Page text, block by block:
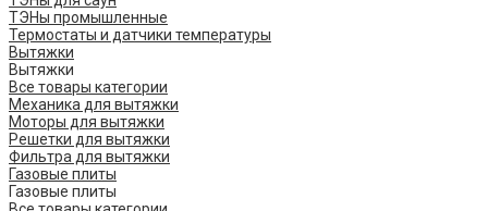
ТЭНы промышленные
Термостаты и датчики температуры
Вытяжки
Вытяжки
Все товары категории
Механика для вытяжки
Моторы для вытяжки
Решетки для вытяжки
Фильтра для вытяжки
Газовые плиты
Газовые плиты